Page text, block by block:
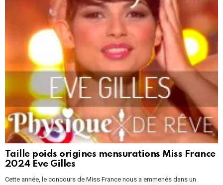
Taille poids origines mensurations Miss France
2024 Eve Gilles
Cette année, le concours de Miss France nous a emmenés dans un